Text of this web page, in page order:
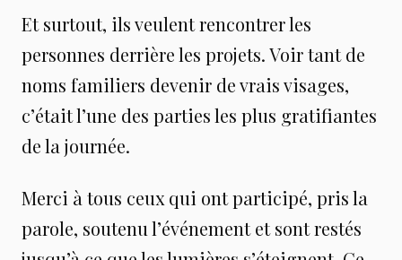
Et surtout, ils veulent rencontrer les
personnes derrière les projets. Voir tant de
noms familiers devenir de vrais visages,
c’était l’une des parties les plus gratifiantes
de la journée.
Merci à tous ceux qui ont participé, pris la
parole, soutenu l’événement et sont restés